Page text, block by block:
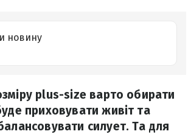
новину
plus-size варто обирати
приховувати живіт та
силует. Та для